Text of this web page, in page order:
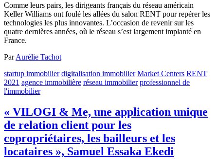
Comme leurs pairs, les dirigeants français du réseau américain
Keller Williams ont foulé les allées du salon RENT pour repérer les
technologies les plus innovantes. L’occasion de revenir sur les
quatre dernières années, où le réseau s’est largement implanté en
France.
ParAurélie Tachot
startup immobilier digitalisation immobilier Market Centers RENT
2021 agence immobilière réseau immobilier professionnel de
l'immobilier
« VILOGI & Me, une application unique
de relation client pour les
copropriétaires, les bailleurs et les
locataires », Samuel Essaka Ekedi